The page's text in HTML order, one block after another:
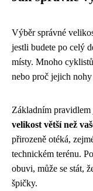
Výběr správné
jestli budete po celý
místy. Mnoho
nebo proč jejich
Základním pravidlem
velikost větší než
přirozeně otéká,
technickém terénu.
obuvi, může se stát,
špičky.